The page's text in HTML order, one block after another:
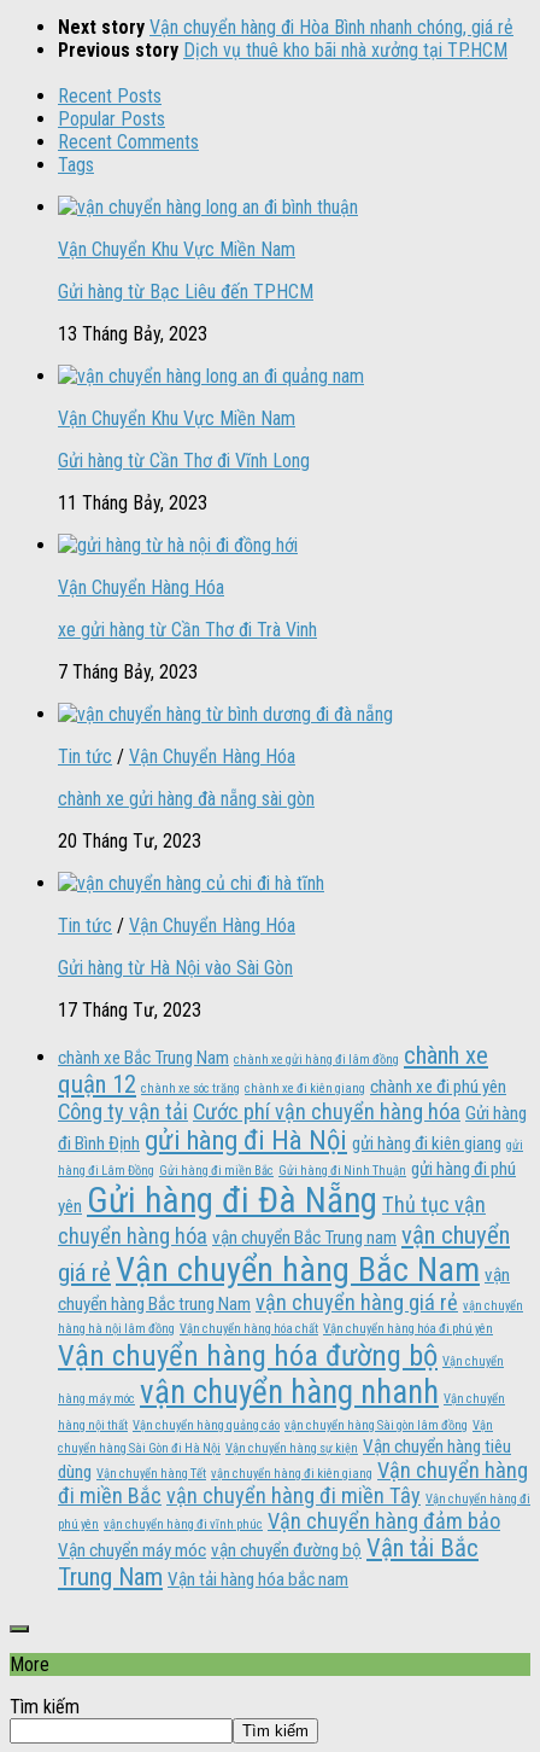
Next story Vận chuyển hàng đi Hòa Bình nhanh chóng, giá rẻ
Previous story Dịch vụ thuê kho bãi nhà xưởng tại TP.HCM
Recent Posts
Popular Posts
Recent Comments
Tags
Vận Chuyển Khu Vực Miền Nam
Gửi hàng từ Bạc Liêu đến TPHCM
13 Tháng Bảy, 2023
Vận Chuyển Khu Vực Miền Nam
Gửi hàng từ Cần Thơ đi Vĩnh Long
11 Tháng Bảy, 2023
Vận Chuyển Hàng Hóa
xe gửi hàng từ Cần Thơ đi Trà Vinh
7 Tháng Bảy, 2023
Tin tức / Vận Chuyển Hàng Hóa
chành xe gửi hàng đà nẵng sài gòn
20 Tháng Tư, 2023
Tin tức / Vận Chuyển Hàng Hóa
Gửi hàng từ Hà Nội vào Sài Gòn
17 Tháng Tư, 2023
chành xe Bắc Trung Nam chành xe gửi hàng đi lâm đồng chành xe
quận 12 chành xe sóc trăng chành xe đi kiên giang chành xe đi phú yên
Công ty vận tải Cước phí vận chuyển hàng hóa Gửi hàng
đi Bình Định gửi hàng đi Hà Nội gửi hàng đi kiên giang gửi
hàng đi Lâm Đồng Gửi hàng đi miền Bắc Gửi hàng đi Ninh Thuận gửi hàng đi phú
yên Gửi hàng đi Đà Nẵng Thủ tục vận
chuyển hàng hóa vận chuyển Bắc Trung nam vận chuyển
giá rẻ Vận chuyển hàng Bắc Nam vận
chuyển hàng Bắc trung Nam vận chuyển hàng giá rẻ vận chuyển
hàng hà nội lâm đồng Vận chuyển hàng hóa chất Vận chuyển hàng hóa đi phú yên
Vận chuyển hàng hóa đường bộ Vận chuyển
hàng máy móc vận chuyển hàng nhanh Vận chuyển
hàng nội thất Vận chuyển hàng quảng cáo vận chuyển hàng Sài gòn lâm đồng Vận
chuyển hàng Sài Gòn đi Hà Nội Vận chuyển hàng sự kiện Vận chuyển hàng tiêu
dùng Vận chuyển hàng Tết vận chuyển hàng đi kiên giang Vận chuyển hàng
đi miền Bắc vận chuyển hàng đi miền Tây Vận chuyển hàng đi
phú yên vận chuyển hàng đi vĩnh phúc Vận chuyển hàng đảm bảo
Vận chuyển máy móc vận chuyển đường bộ Vận tải Bắc
Trung Nam Vận tải hàng hóa bắc nam
More
Tìm kiếm
Tìm kiếm